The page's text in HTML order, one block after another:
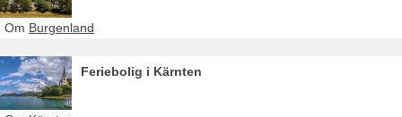
Om Burgenland
Feriebolig i Kärnten